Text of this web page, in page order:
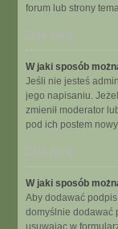
forum lub strony
Na górę
W jaki sposób
Jeśli nie jesteś
jego napisaniu.
zmienił moderator
pod ich postem
Na górę
W jaki sposób
Aby dodawać
domyślnie dodawać
usuwając w